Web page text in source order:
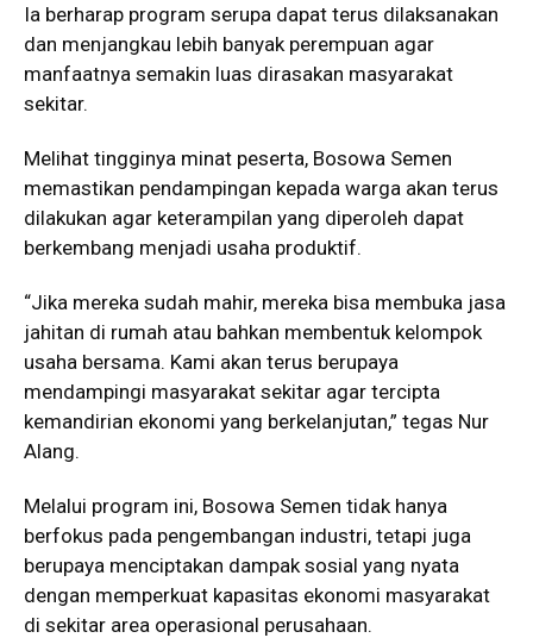
Ia berharap program serupa dapat terus dilaksanakan
dan menjangkau lebih banyak perempuan agar
manfaatnya semakin luas dirasakan masyarakat
sekitar.
Melihat tingginya minat peserta, Bosowa Semen
memastikan pendampingan kepada warga akan terus
dilakukan agar keterampilan yang diperoleh dapat
berkembang menjadi usaha produktif.
“Jika mereka sudah mahir, mereka bisa membuka jasa
jahitan di rumah atau bahkan membentuk kelompok
usaha bersama. Kami akan terus berupaya
mendampingi masyarakat sekitar agar tercipta
kemandirian ekonomi yang berkelanjutan,” tegas Nur
Alang.
Melalui program ini, Bosowa Semen tidak hanya
berfokus pada pengembangan industri, tetapi juga
berupaya menciptakan dampak sosial yang nyata
dengan memperkuat kapasitas ekonomi masyarakat
di sekitar area operasional perusahaan.